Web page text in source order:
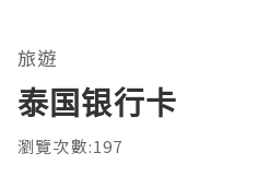
旅遊
泰国银行卡
瀏覽次數:197